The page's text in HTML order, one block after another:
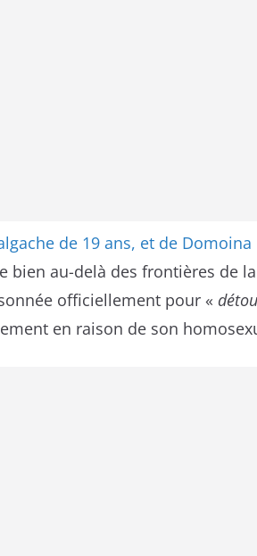
de 19 ans, et de Domoina
bien au-delà des frontières de
officiellement pour «
en raison de son